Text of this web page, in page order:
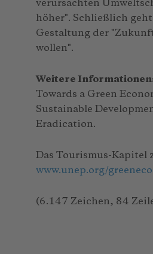
verursachten
höher". Schließlich geht
Gestaltung der
wollen".
Weitere
Towards a Green
Sustainable
Eradication.
Das Tourismus-Kapitel
www.unep.org/
(6.147 Zeichen, 84